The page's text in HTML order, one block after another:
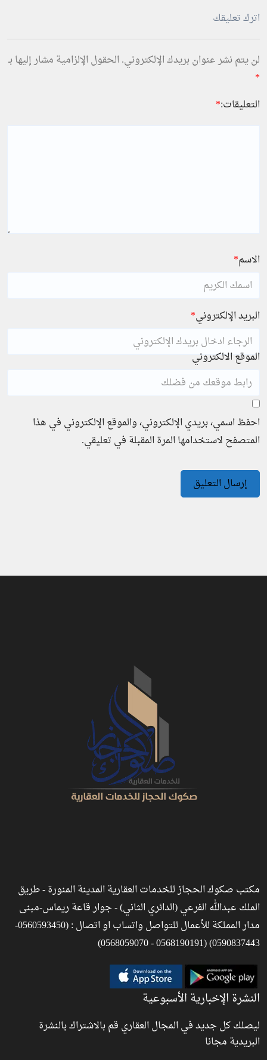
اترك تعليقك
لن يتم نشر عنوان بريدك الإلكتروني. الحقول الإلزامية مشار إليها بـ
*
التعليقات:*
الاسم*
البريد الإلكتروني*
الموقع الالكتروني
احفظ اسمي، بريدي الإلكتروني، والموقع الإلكتروني في هذا
المتصفح لاستخدامها المرة المقبلة في تعليقي.
مكتب صكوك الحجاز للخدمات العقارية المدينة المنورة - طريق
الملك عبدالله الفرعي (الدائري الثاني) - جوار قاعة ريماس-مبنى
مدار المملكة للأعمال للتواصل واتساب او اتصال : (0560593450-
0590837443) (0568190191 - 0568059070)
النشرة الإخبارية الأسبوعية
ليصلك كل جديد في المجال العقاري قم بالاشتراك بالنشرة
البريدية مجانا